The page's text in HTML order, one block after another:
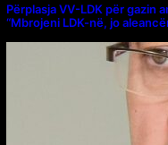
Përplasja VV-LDK për gazin
“Mbrojeni LDK-në, jo